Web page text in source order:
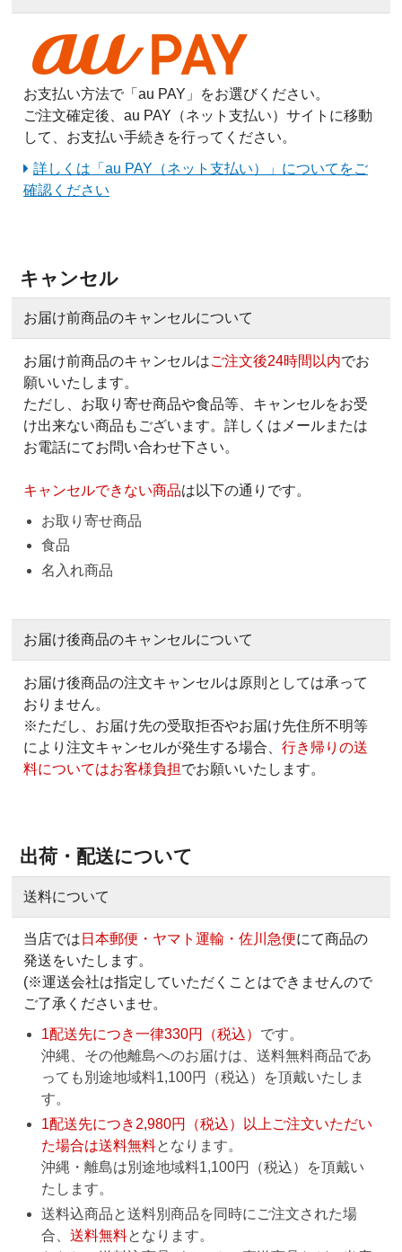
お支払い方法で「au PAY」をお選びください。
ご注文確定後、au PAY（ネット支払い）サイトに移動
して、お支払い手続きを行ってください。
詳しくは「au PAY（ネット支払い）」についてをご
確認ください
キャンセル
お届け前商品のキャンセルについて
お届け前商品のキャンセルはご注文後24時間以内でお
願いいたします。
ただし、お取り寄せ商品や食品等、キャンセルをお受
け出来ない商品もございます。詳しくはメールまたは
お電話にてお問い合わせ下さい。
キャンセルできない商品は以下の通りです。
お取り寄せ商品
食品
名入れ商品
お届け後商品のキャンセルについて
お届け後商品の注文キャンセルは原則としては承って
おりません。
※ただし、お届け先の受取拒否やお届け先住所不明等
により注文キャンセルが発生する場合、行き帰りの送
料についてはお客様負担でお願いいたします。
出荷・配送について
送料について
当店では 日本郵便・ヤマト運輸・佐川急便にて商品の
発送をいたします。
(※運送会社は指定していただくことはできませんので
ご了承くださいませ。
1配送先につき一律330円（税込） です。
沖縄、その他離島へのお届けは、送料無料商品であ
っても別途地域料1,100円（税込）を頂戴いたしま
す。
1配送先につき2,980円（税込）以上ご注文いただい
た場合は送料無料となります。
沖縄・離島は別途地域料1,100円（税込）を頂戴い
たします。
送料込商品と送料別商品を同時にご注文された場
合、送料無料となります。